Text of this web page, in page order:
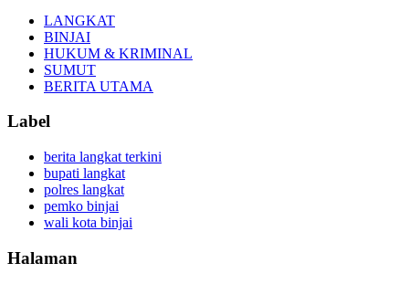
LANGKAT
BINJAI
HUKUM & KRIMINAL
SUMUT
BERITA UTAMA
Label
berita langkat terkini
bupati langkat
polres langkat
pemko binjai
wali kota binjai
Halaman